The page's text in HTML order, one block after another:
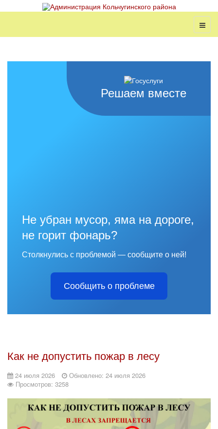
Решаем вместе
Не убран мусор, яма на дороге,
не горит фонарь?
Столкнулись с проблемой — сообщите о ней!
Сообщить о проблеме
Как не допустить пожар в лесу
24 июля 2026
Обновлено: 24 июля 2026
Просмотров: 3258